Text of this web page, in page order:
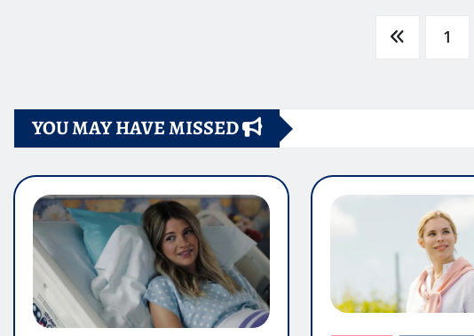
articoli
1
YOU MAY HAVE MISSED